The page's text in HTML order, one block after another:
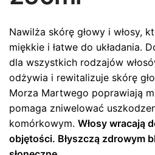
Nawilża skórę głowy i włosy,
miękkie i łatwe do układania.
dla wszystkich rodzajów
odżywia i rewitalizuje skórę
Morza Martwego poprawiają
pomaga zniwelować
komórkowym. Włosy wracają
objętości. Błyszczą zdrowym